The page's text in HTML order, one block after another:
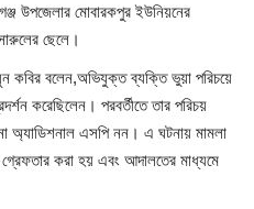
উপজেলার মোবারকপুর ইউনিয়নের
ছেলে।
কবির বলেন,অভিযুক্ত ব্যক্তি ভুয়া পরিচয়ে
করেছিলেন। পরবর্তীতে তার পরিচয়
অ্যাডিশনাল এসপি নন। এ ঘটনায় মামলা
করা হয় এবং আদালতের মাধ্যমে